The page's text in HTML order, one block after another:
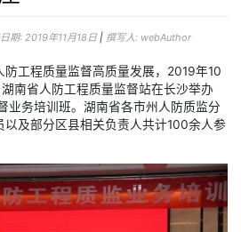
期: 2019年11月18日| 撰写人: webAuthor
工程质量监督高质量发展，2019年10
南省人防工程质量监督站在长沙举办
业务培训班。湖南省各市州人防质监分
及部分区县相关负责人共计100余人参